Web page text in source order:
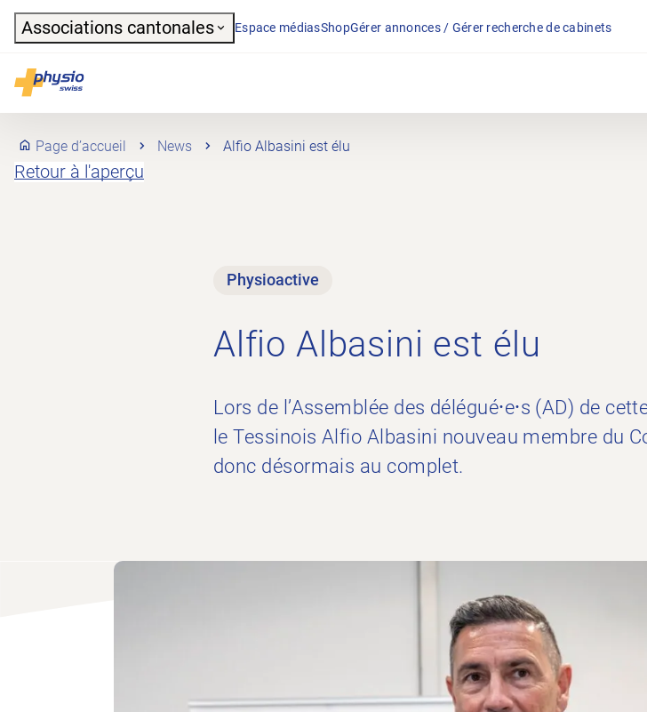
Header
Associations cantonales Espace médiasShopGérer annonces / Gérer recherche de cabinets
Physioswiss
Navigation principale
Page d’accueil News Alfio Albasini est élu
Retour à l'aperçu
Physioactive
Alfio Albasini est élu
Lors de l’Assemblée des délégué⸱e⸱s (AD) de
le Tessinois Alfio Albasini nouveau membre du
donc désormais au complet.